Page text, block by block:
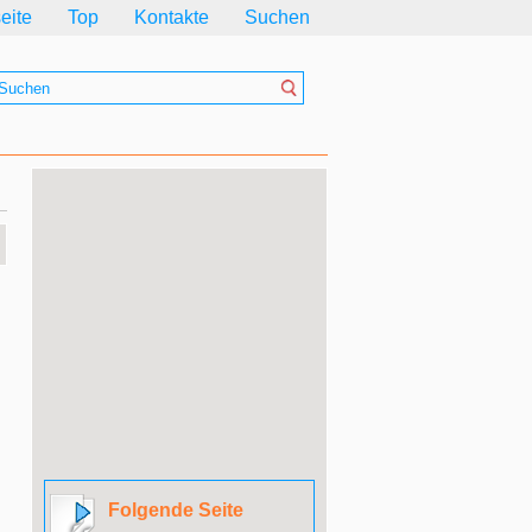
Top Kontakte Suchen
Folgende Seite